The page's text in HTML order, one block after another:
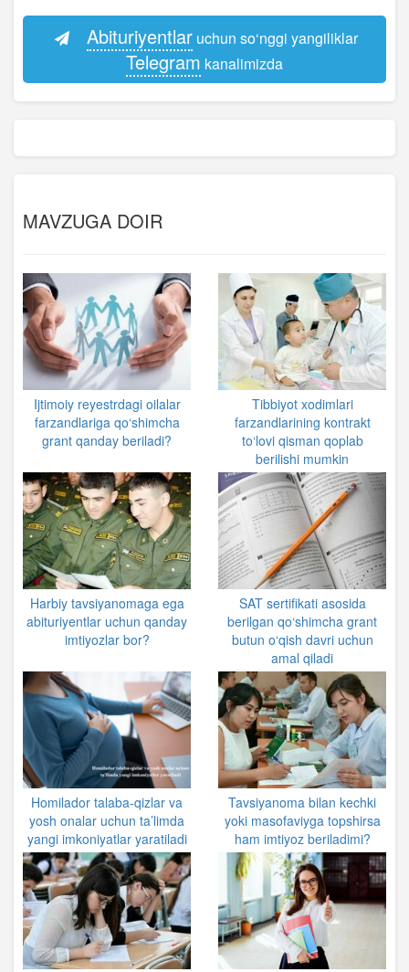
Abituriyentlaruchun so‘nggi yangiliklar
Telegram kanalimizda
MAVZUGA DOIR
Ijtimoiy reyestrdagi oilalar
farzandlariga qo‘shimcha
grant qanday beriladi?
Tibbiyot xodimlari
farzandlarining kontrakt
to‘lovi qisman qoplab
berilishi mumkin
Harbiy tavsiyanomaga ega
abituriyentlar uchun qanday
imtiyozlar bor?
SAT sertifikati asosida
berilgan qo‘shimcha grant
butun o‘qish davri uchun
amal qiladi
Homilador talaba-qizlar va
yosh onalar uchun ta’limda
yangi imkoniyatlar yaratiladi
Tavsiyanoma bilan kechki
yoki masofaviyga topshirsa
ham imtiyoz beriladimi?